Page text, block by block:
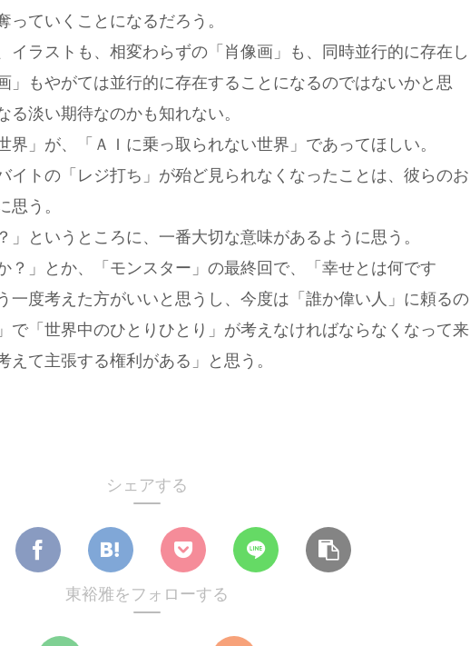
ていくことになるだろう。
イラストも、相変わらずの「肖像画」も、同時並行的に存在し
」もやがては並行的に存在することになるのではないかと思
る淡い期待なのかも知れない。
界」が、「ＡＩに乗っ取られない世界」であってほしい。
イトの「レジ打ち」が殆ど見られなくなったことは、彼らのお
思う。
」というところに、一番大切な意味があるように思う。
？」とか、「モンスター」の最終回で、「幸せとは何です
一度考えた方がいいと思うし、今度は「誰か偉い人」に頼るの
で「世界中のひとりひとり」が考えなければならなくなって来
えて主張する権利がある」と思う。
シェアする
東裕雅をフォローする